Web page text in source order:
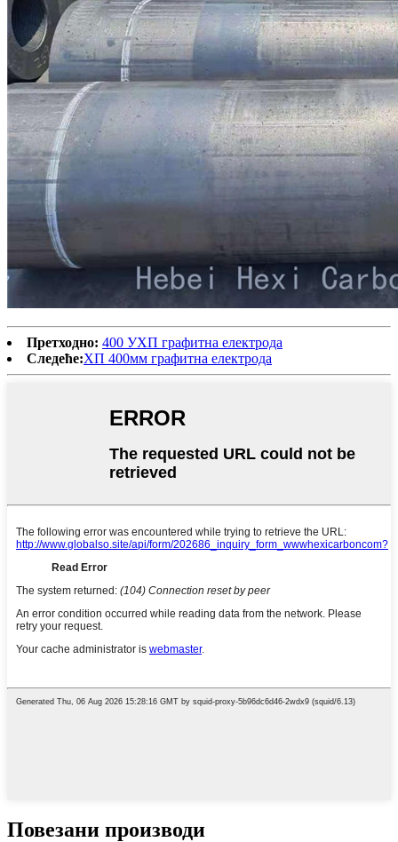
Претходно: 400 УХП графитна електрода
Следеће:ХП 400мм графитна електрода
Повезани производи